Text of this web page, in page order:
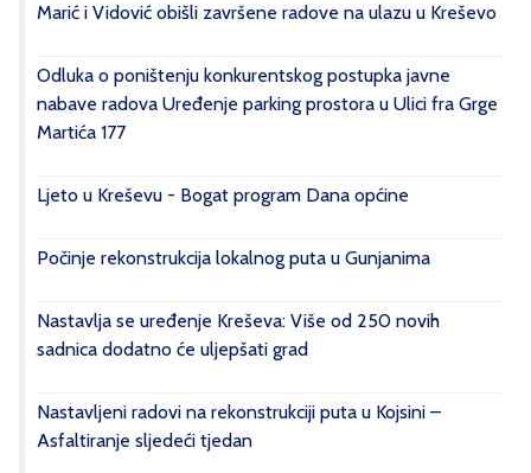
Marić i Vidović obišli završene radove na ulazu u Kreševo
Odluka o poništenju konkurentskog postupka javne
nabave radova Uređenje parking prostora u Ulici fra Grge
Martića 177
Ljeto u Kreševu - Bogat program Dana općine
Počinje rekonstrukcija lokalnog puta u Gunjanima
Nastavlja se uređenje Kreševa: Više od 250 novih
sadnica dodatno će uljepšati grad
Nastavljeni radovi na rekonstrukciji puta u Kojsini –
Asfaltiranje sljedeći tjedan